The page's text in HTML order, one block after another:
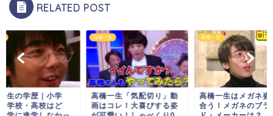
RELATED POST
生の学歴｜小学
学校・高校はど
高橋一生
高橋一生「気配切り」動
画はコレ！大喜びする姿
高橋一生
高橋一生はメガネ姿
合う！メガネのブラ